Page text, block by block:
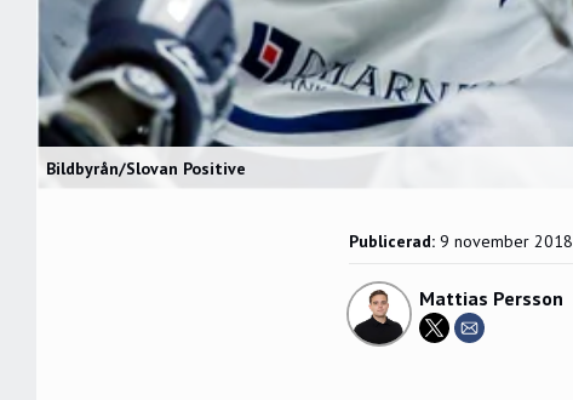
Bildbyrån/Slovan Positive
Publicerad: 9 november 2018
Mattias Persson